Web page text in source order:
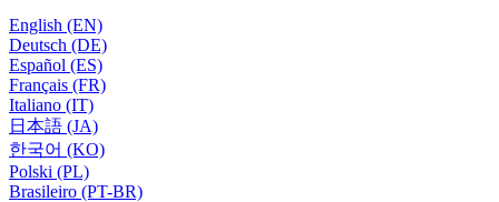
English (EN)
Deutsch (DE)
Español (ES)
Français (FR)
Italiano (IT)
日本語 (JA)
한국어 (KO)
Polski (PL)
Brasileiro (PT-BR)